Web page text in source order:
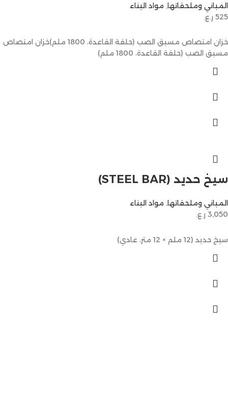
المباني وملحقاتها, مواد البناء
525 ر.ع.
خزان امتصاص مسبق الصب (حلقة القاعدة، 1800 ملم)خزان امتصاص
مسبق الصب (حلقة القاعدة، 1800 ملم)
سيخ حديد (STEEL BAR)
المباني وملحقاتها, مواد البناء
3,050 ر.ع.
سيخ حديد (12 ملم × 12 متر، عادي)